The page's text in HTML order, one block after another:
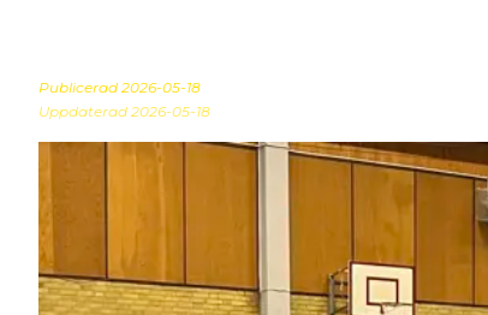
Publicerad 2026-05-18
Uppdaterad 2026-05-18